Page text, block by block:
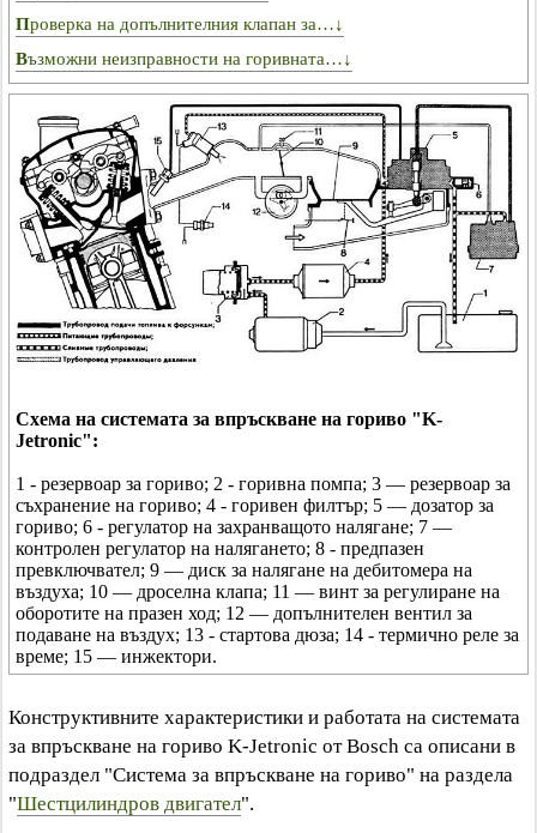
Проверка на допълнителния клапан за…↓
Възможни неизправности на горивната…↓
Схема на системата за впръскване на гориво "K-
Jetronic":
1 - резервоар за гориво; 2 - горивна помпа; 3 — резервоар за
съхранение на гориво; 4 - горивен филтър; 5 — дозатор за
гориво; 6 - регулатор на захранващото налягане; 7 —
контролен регулатор на налягането; 8 - предпазен
превключвател; 9 — диск за налягане на дебитомера на
въздуха; 10 — дроселна клапа; 11 — винт за регулиране на
оборотите на празен ход; 12 — допълнителен вентил за
подаване на въздух; 13 - стартова дюза; 14 - термично реле за
време; 15 — инжектори.
Конструктивните характеристики и работата на системата
за впръскване на гориво K-Jetronic от Bosch са описани в
подраздел "Система за впръскване на гориво" на раздела
"Шестцилиндров двигател".